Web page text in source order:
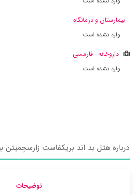
بیمارستان و درمانگاه
وارد نشده است
داروخانه - فارمسی
وارد نشده است
درباره هتل بد اند بریکفاست زارسچمیتن
توضیحات